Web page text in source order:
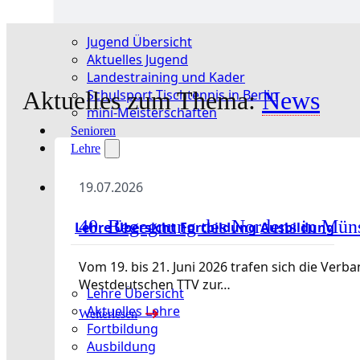
Jugend Übersicht
Aktuelles Jugend
Landestraining und Kader
Schulsport Tischtennis in Berlin
mini-Meisterschaften
Senioren
Lehre
Lehre Übersicht Fortbildung Ausbildung
Lehre Übersicht
Aktuelles Lehre
Fortbildung
Ausbildung
Aktuelles zum Thema:News
19.07.2026
40. Begegnung des Nordens in
Vom 19. bis 21. Juni 2026 trafen sich die
Westdeutschen TTV zur…
Weiterlesen